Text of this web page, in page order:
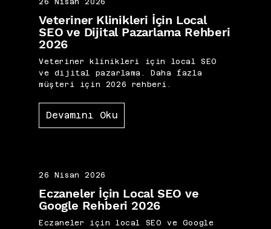
Veteriner Klinikleri İçin Local
SEO ve Dijital Pazarlama Rehberi
2026
Veteriner klinikleri için local SEO
ve dijital pazarlama. Daha fazla
müşteri için 2026 rehberi.
Devamını Oku
26 Nisan 2026
Eczaneler İçin Local SEO ve
Google Rehberi 2026
Eczaneler için local SEO ve Google